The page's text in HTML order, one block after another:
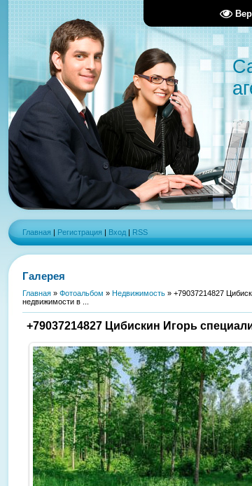
Главная | Регистрация | Вход | RSS
Галерея
Главная » Фотоальбом » Недвижимость » +79037214827
недвижимости в ...
+79037214827 Цибискин Игорь